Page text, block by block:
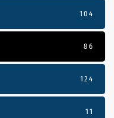
104
86
124
11